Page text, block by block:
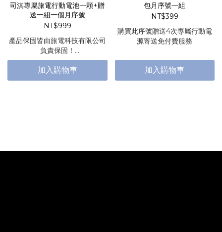
司淇專屬旅電行動電池一顆+贈
送一組一個月序號
NT$999
產品保固皆由旅電科技有限公司
負責保固！
印刷保固由弓炬計畫負責保固！
有任何問題都可退換貨服務～
讓您買得安心～用的順心。
加入購物車
包月序號一組
NT$399
購買此序號贈送4次專屬行動電
源寄送免付費服務
加入購物車